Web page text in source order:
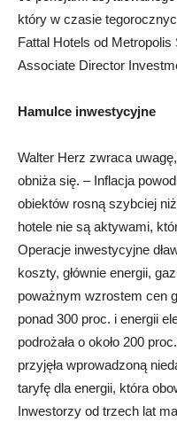
który w czasie
Fattal Hotels od
Associate Director
Hamulce inwestycyjne
Walter Herz zwraca
obniża się. – Inflacja
obiektów rosną szybciej
hotele nie są aktywami,
Operacje inwestycyjne
koszty, głównie energii,
poważnym wzrostem cen
ponad 300 proc. i energii
podrożała o około 200
przyjęła wprowadzoną
taryfę dla energii, która
Inwestorzy od trzech lat